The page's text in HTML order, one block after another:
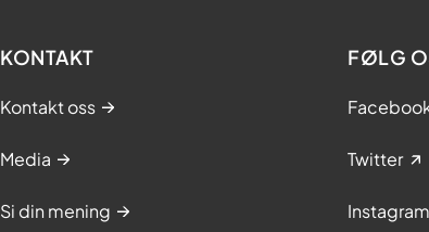
KONTAKT
Kontakt oss
Media
Si din mening
FØLG
Twitter
Instagram